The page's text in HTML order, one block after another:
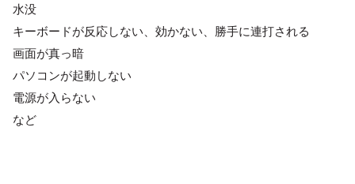
水没
キーボードが反応しない、効かない、勝手に連打される
画面が真っ暗
パソコンが起動しない
電源が入らない
など